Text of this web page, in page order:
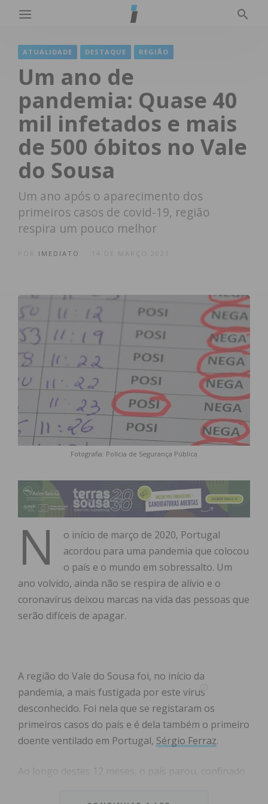
ATUALIDADE DESTAQUE REGIÃO
Um ano de
pandemia: Quase 40
mil infetados e mais
de 500 óbitos no Vale
do Sousa
Um ano após o aparecimento dos
primeiros casos de covid-19, região
respira um pouco melhor
IMEDIATO 14 DE MARÇO 2021
Fotografia: Polícia de Segurança Pública
N
o início de março de 2020, Portugal
acordou para uma pandemia que colocou
o país e o mundo em sobressalto. Um
ano volvido, ainda não se respira de alívio e o
coronavírus deixou marcas na vida das pessoas que
serão difíceis de apagar.
A região do Vale do Sousa foi, no início da
pandemia, a mais fustigada por este vírus
desconhecido. Foi nela que se registaram os
primeiros casos do país e é dela também o primeiro
doente ventilado em Portugal, Sérgio Ferraz.
Ao longo destes 12 meses, o país parou, confinado